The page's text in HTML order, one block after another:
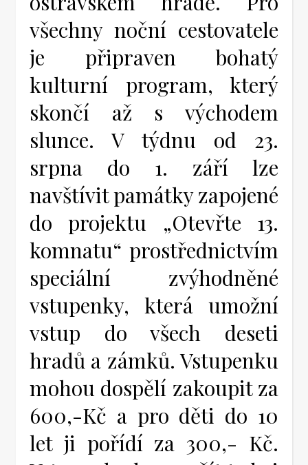
všechny noční cestovatele
je připraven bohatý
kulturní program, který
skončí až s východem
slunce. V týdnu od 23.
srpna do 1. září lze
navštívit památky zapojené
do projektu „Otevřte 13.
komnatu“ prostřednictvím
speciální zvýhodněné
vstupenky, která umožní
vstup do všech deseti
hradů a zámků. Vstupenku
mohou dospělí zakoupit za
600,-Kč a pro děti do 10
let ji pořídí za 300,- Kč.